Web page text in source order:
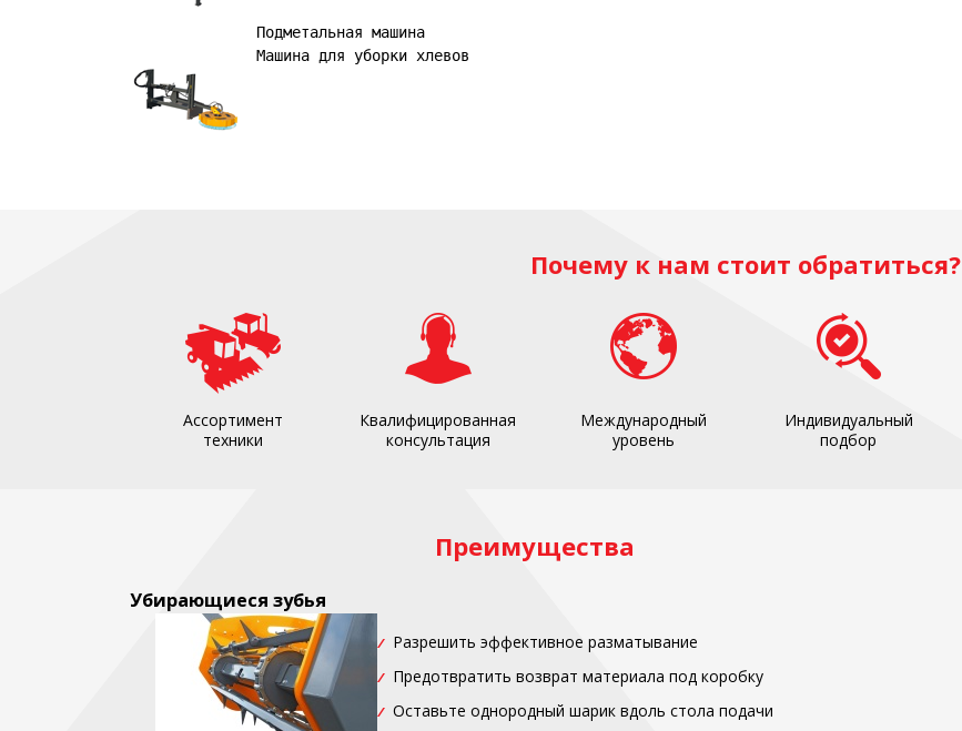
Машина для уборки хлевов
Почему к нам стоит обратиться?
Ассортимент
техники
Квалифицированная
консультация
Международный
уровень
Индивидуальный
подбор
Преимущества
Убирающиеся зубья
Разрешить эффективное разматывание
Предотвратить возврат материала под коробку
Оставьте однородный шарик вдоль стола подачи